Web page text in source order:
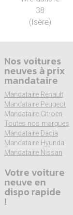
38
(Isère)
Nos voitures
neuves à prix
mandataire
Mandataire Renault
Mandataire Peugeot
Mandataire Citroën
Toutes nos marques
Mandataire Dacia
Mandataire Hyundai
Mandataire Nissan
Votre voiture
neuve en
dispo rapide
!